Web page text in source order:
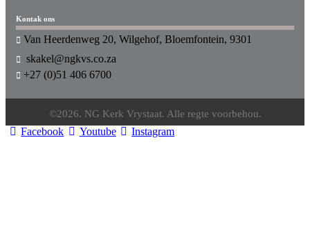
Kontak ons
Van Heerdenweg 20, Wilgehof, Bloemfontein, 9301
skakel@ngkvs.co.za
+27 (0)51 406 6700
©2026. NG Kerk Vrystaat. Alle regte voorbehou.
Facebook Youtube Instagram